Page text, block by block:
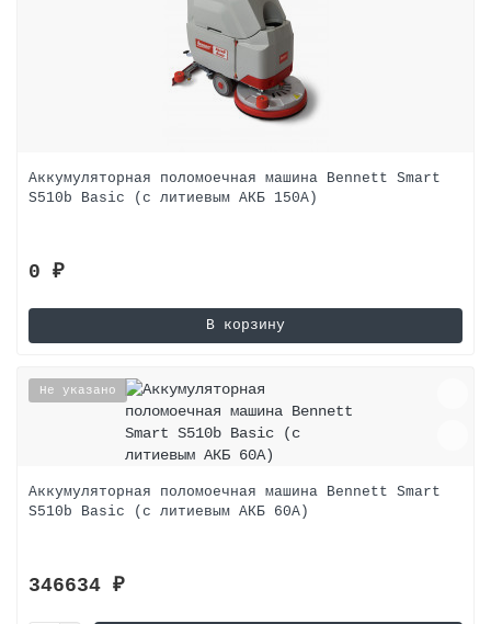
Аккумуляторная поломоечная машина Bennett Smart
S510b Basic (с литиевым АКБ 150A)
0 ₽
В корзину
Не указано
Аккумуляторная поломоечная машина Bennett Smart
S510b Basic (с литиевым АКБ 60A)
346634 ₽